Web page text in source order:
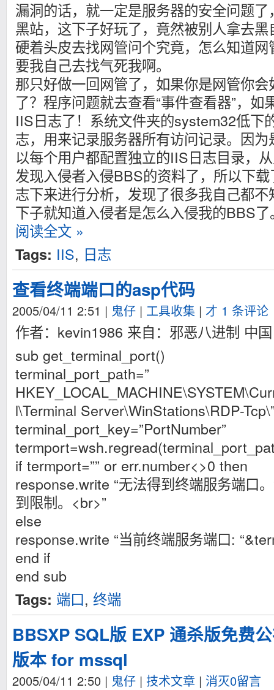
漏洞的话，就一定是服务器的安全问题
黑站，这下子好玩了，竟然被别人拿去
硬着头皮去找网管问个究竟，怎么知道
要我自己去找气死我啊。
那只好做一回网管了，如果你是网管你
了？程序问题就去查看“事件查看器”，
IIS日志了！系统文件夹的system32低下
志，用来记录服务器所有访问记录。因
以每个用户都配置独立的IIS日志目录，
发现入侵者入侵BBS的资料了，所以下
志下来进行分析，发现了很多我自己都
下子就知道入侵者是怎么入侵我的BBS了
阅读全文 »
Tags: IIS, 日志
查看终端端口的asp代码
2005/04/11 2:51 | 鬼仔 | 工具收集 | 才 1 条评论
作者：kevin1986 来自：邪恶八进制 中国
sub get_terminal_port()
terminal_port_path=”
l\Terminal Server\WinStations\RDP-
terminal_port_key=”PortNumber”
if termport=”” or err.number<>0 then
response.write “无法得到终端服务端口
到限制。<br>”
else
response.write “当前终端服务端口:
end if
end sub
Tags: 端口, 终端
BBSXP SQL版 EXP 通杀版免费
版本 for mssql
2005/04/11 2:50 | 鬼仔 | 技术文章 | 消灭0留言